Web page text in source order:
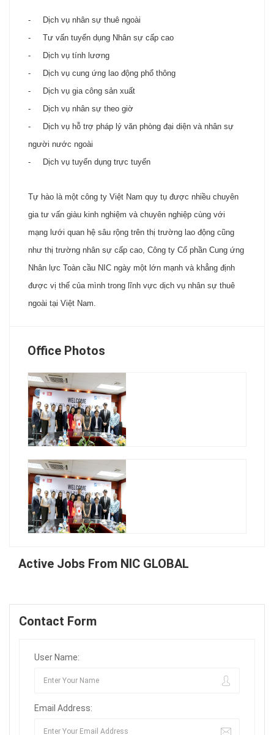
- Dịch vụ nhân sự thuê ngoài
- Tư vấn tuyển dụng Nhân sự cấp cao
- Dịch vụ tính lương
- Dịch vụ cung ứng lao động phổ thông
- Dịch vụ gia công sản xuất
- Dịch vụ nhân sự theo giờ
- Dịch vụ hỗ trợ pháp lý văn phòng đại diện và nhân sự
người nước ngoài
- Dịch vụ tuyển dụng trực tuyến
Tự hào là một công ty Việt Nam quy tụ được nhiều chuyên
gia tư vấn giàu kinh nghiệm và chuyên nghiệp cùng với
mạng lưới quan hệ sâu rộng trên thị trường lao động cũng
như thị trường nhân sự cấp cao, Công ty Cổ phần Cung ứng
Nhân lực Toàn cầu NIC ngày một lớn mạnh và khẳng định
được vị thế của mình trong lĩnh vực dịch vụ nhân sự thuê
ngoài tại Việt Nam.
Office Photos
Active Jobs From NIC GLOBAL
Contact Form
User Name:
Email Address: